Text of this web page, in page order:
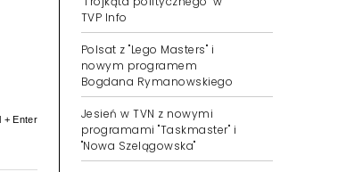
+ Enter
TVP Info
Polsat z "Lego Masters" i
nowym programem
Bogdana Rymanowskiego
Jesień w TVN z nowymi
programami "Taskmaster" i
"Nowa Szelągowska"